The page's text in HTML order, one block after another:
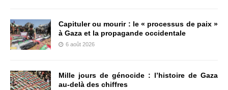
Capituler ou mourir : le « processus de paix »
à Gaza et la propagande occidentale
6 août 2026
Mille jours de génocide : l’histoire de Gaza
au-delà des chiffres